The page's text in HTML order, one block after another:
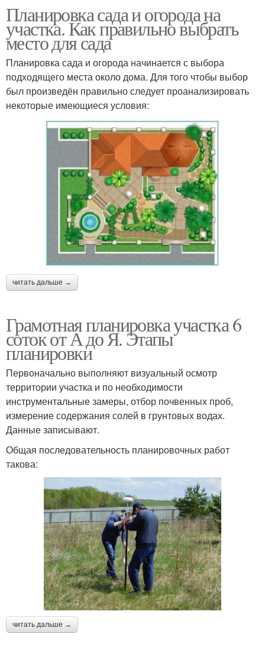
Планировка сада и огорода на
участка. Как правильно выбрать
место для сада
Планировка сада и огорода начинается с выбора
подходящего места около дома. Для того чтобы выбор
был произведён правильно следует проанализировать
некоторые имеющиеся условия:
читать дальше →
Грамотная планировка участка 6
соток от А до Я. Этапы
планировки
Первоначально выполняют визуальный осмотр
территории участка и по необходимости
инструментальные замеры, отбор почвенных проб,
измерение содержания солей в грунтовых водах.
Данные записывают.
Общая последовательность планировочных работ
такова:
читать дальше →